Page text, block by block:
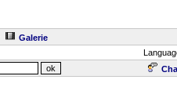
Galerie